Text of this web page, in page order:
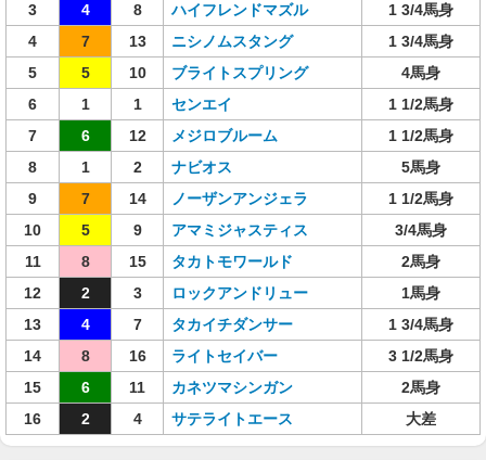
3
4 8 ハイフレンドマズル
1 3/4馬身
4
7 13 ニシノムスタング
1 3/4馬身
5
5 10 ブライトスプリング
4馬身
6
1 1 センエイ
1 1/2馬身
7
6 12 メジロブルーム
1 1/2馬身
8
1 2 ナビオス
5馬身
9
7 14 ノーザンアンジェラ
1 1/2馬身
10
5 9 アマミジャスティス
3/4馬身
11
8 15 タカトモワールド
2馬身
12
2 3 ロックアンドリュー
1馬身
13
4 7 タカイチダンサー
1 3/4馬身
14
8 16 ライトセイバー
3 1/2馬身
15
6 11 カネツマシンガン
2馬身
16
2 4 サテライトエース 大差